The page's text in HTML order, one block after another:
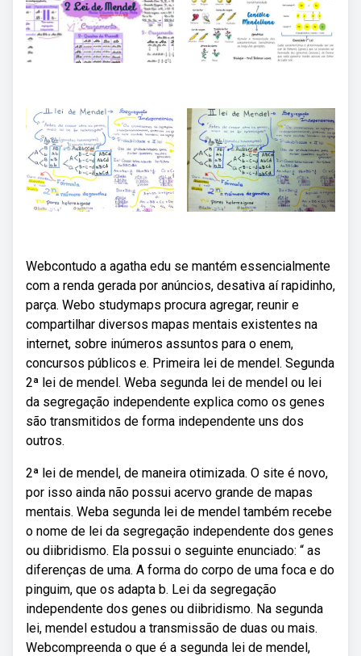
Webcontudo a agatha edu se mantém essencialmente
com a renda gerada por anúncios, desativa aí rapidinho,
parça. Webo studymaps procura agregar, reunir e
compartilhar diversos mapas mentais existentes na
internet, sobre inúmeros assuntos para o enem,
concursos públicos e. Primeira lei de mendel. Segunda
2ª lei de mendel. Weba segunda lei de mendel ou lei
da segregação independente explica como os genes
são transmitidos de forma independente uns dos
outros.
2ª lei de mendel, de maneira otimizada. O site é novo,
por isso ainda não possui acervo grande de mapas
mentais. Weba segunda lei de mendel também recebe
o nome de lei da segregação independente dos genes
ou diibridismo. Ela possui o seguinte enunciado: “ as
diferenças de uma. A forma do corpo de uma foca e do
pinguim, que os adapta b. Lei da segregação
independente dos genes ou diibridismo. Na segunda
lei, mendel estudou a transmissão de duas ou mais.
Webcompreenda o que é a segunda lei de mendel,